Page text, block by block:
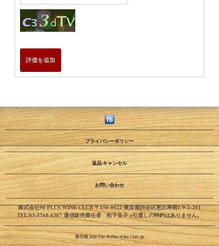
評価を追加
プライバシーポリシー
返品·キャンセル
お問い合わせ
株式会社90 PLUS WINE CLUB 〒150-0022 東京都渋谷区恵比寿南1-9-2-201
TEL 03-5768-4307 通信販売責任者 松下良子 ※引渡しの特約はありません。
著作権 2026 The 90 Plus Wine Club Jp